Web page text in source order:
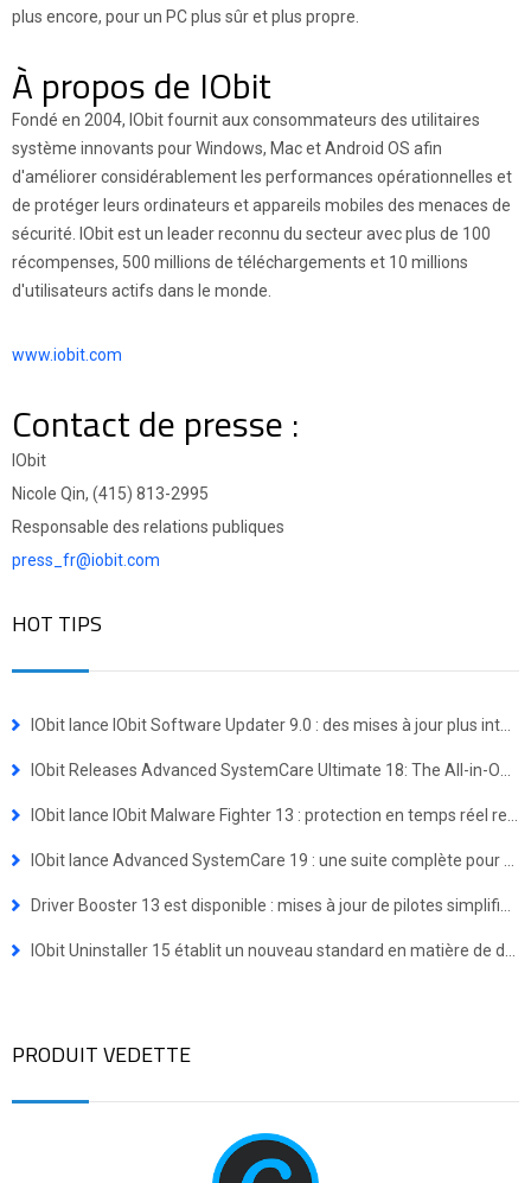
plus encore, pour un PC plus sûr et plus propre.
À propos de IObit
Fondé en 2004, IObit fournit aux consommateurs des utilitaires
système innovants pour Windows, Mac et Android OS afin
d'améliorer considérablement les performances opérationnelles et
de protéger leurs ordinateurs et appareils mobiles des menaces de
sécurité. IObit est un leader reconnu du secteur avec plus de 100
récompenses, 500 millions de téléchargements et 10 millions
d'utilisateurs actifs dans le monde.
www.iobit.com
Contact de presse :
IObit
Nicole Qin, (415) 813-2995
Responsable des relations publiques
press_fr@iobit.com
HOT TIPS
PRODUIT VEDETTE